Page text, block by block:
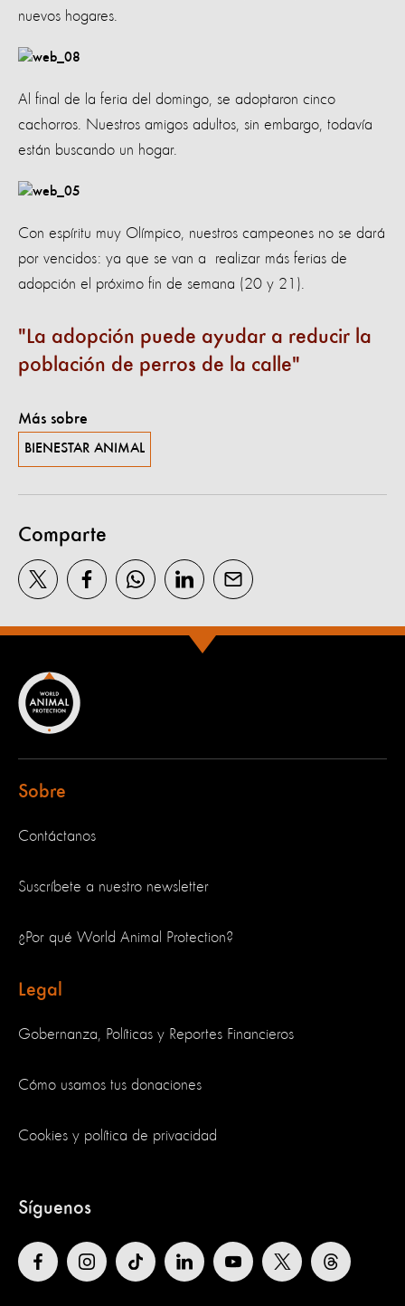
nuevos hogares.
Al final de la feria del domingo, se adoptaron cinco
cachorros. Nuestros amigos adultos, sin embargo, todavía
están buscando un hogar.
Con espíritu muy Olímpico, nuestros campeones no se dará
por vencidos: ya que se van a realizar más ferias de
adopción el próximo fin de semana (20 y 21).
La adopción puede ayudar a reducir la
población de perros de la calle
Más sobre
BIENESTAR ANIMAL
Comparte
Sobre
Contáctanos
Suscríbete a nuestro newsletter
¿Por qué World Animal Protection?
Legal
Gobernanza, Políticas y Reportes Financieros
Cómo usamos tus donaciones
Cookies y política de privacidad
Síguenos